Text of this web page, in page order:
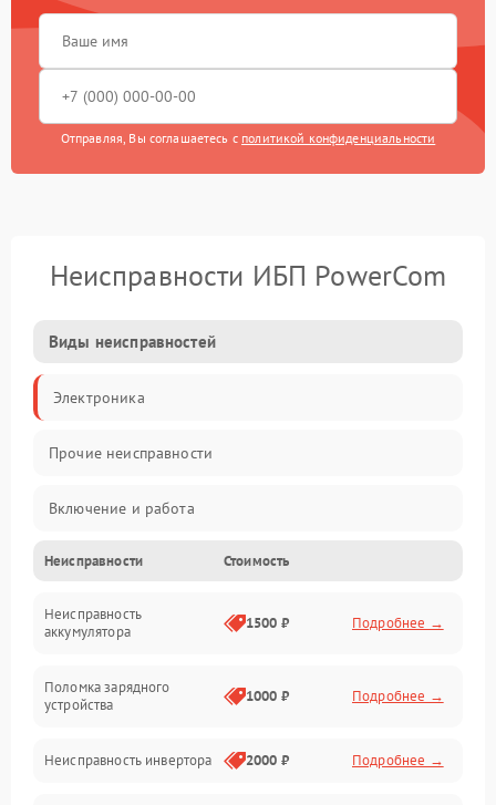
Отправляя, Вы соглашаетесь с политикой конфиденциальности
Неисправности ИБП PowerCom
Виды неисправностей
Электроника
Прочие неисправности
Включение и работа
Работа с нагрузкой
Звук и индикация
Неисправности Стоимость
Неисправность
аккумулятора
1500 ₽ Подробнее →
Поломка зарядного
устройства
1000 ₽ Подробнее →
Неисправность инвертора 2000 ₽ Подробнее →